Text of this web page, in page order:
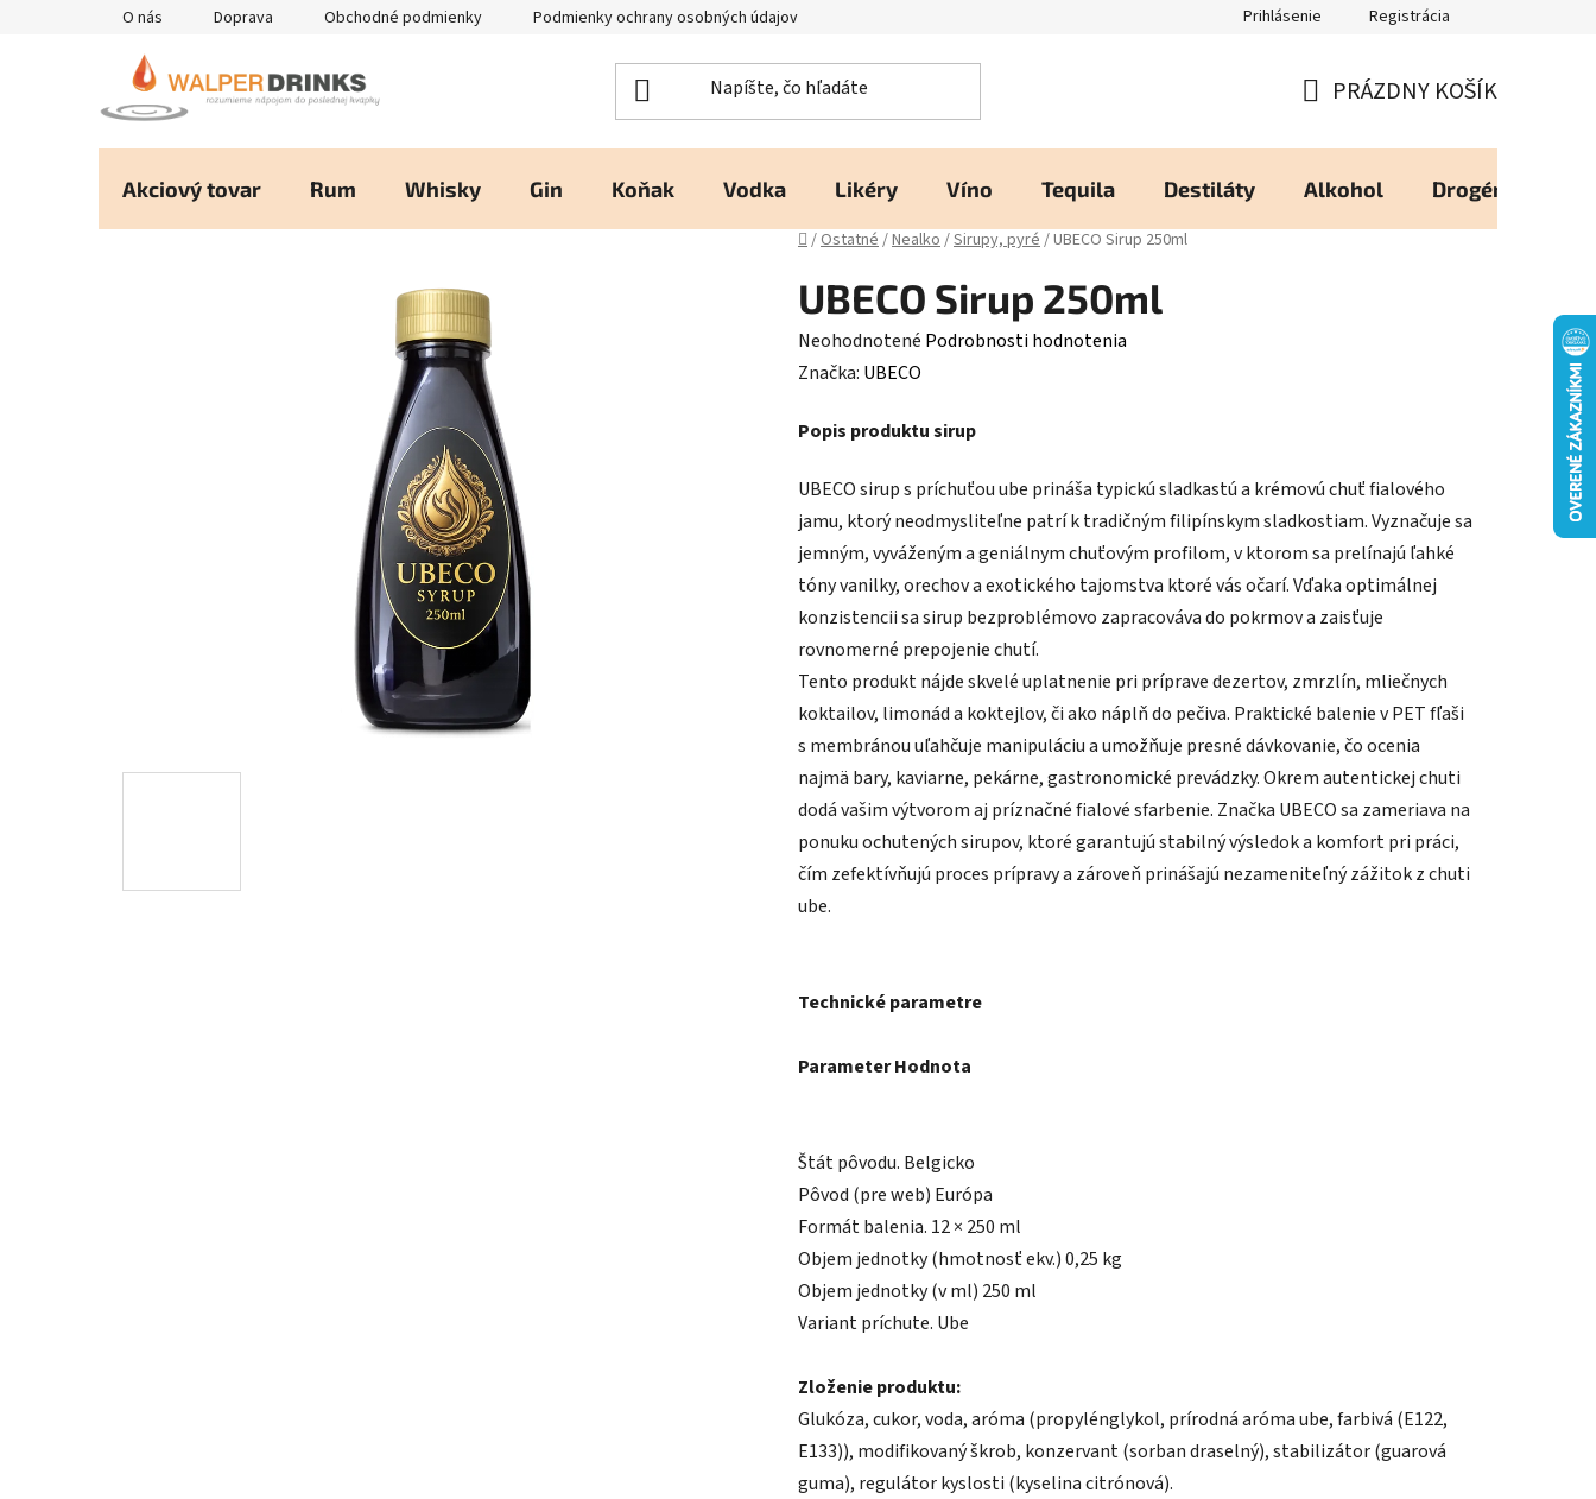
O nás Doprava Obchodné podmienky Podmienky ochrany osobných údajov Heureka - Overené Zákazníkmi Zásady používania Cookies
Prihlásenie Registrácia
KOŠÍK
PRÁZDNY KOŠÍK
Akciový tovar Rum Whisky Gin Koňak Vodka Likéry Víno Tequila Destiláty Alkohol Drogéria
Domov
/Ostatné/Nealko/Sirupy, pyré/UBECO Sirup 250ml
UBECO Sirup 250ml
Priemerné
hodnotenie
je
z
5
hviezdičiek.
Neohodnotené Podrobnosti hodnotenia
Značka: UBECO
Popis produktu sirup
UBECO sirup s príchuťou ube prináša typickú sladkastú a krémovú chuť fialového
jamu, ktorý neodmysliteľne patrí k tradičným filipínskym sladkostiam. Vyznačuje sa
jemným, vyváženým a geniálnym chuťovým profilom, v ktorom sa prelínajú ľahké
tóny vanilky, orechov a exotického tajomstva ktoré vás očarí. Vďaka optimálnej
konzistencii sa sirup bezproblémovo zapracováva do pokrmov a zaisťuje
rovnomerné prepojenie chutí.
​Tento produkt nájde skvelé uplatnenie pri príprave dezertov, zmrzlín, mliečnych
koktailov, limonád a koktejlov, či ako náplň do pečiva. Praktické balenie v PET fľaši
s membránou uľahčuje manipuláciu a umožňuje presné dávkovanie, čo ocenia
najmä bary, kaviarne, pekárne, gastronomické prevádzky. Okrem autentickej chuti
dodá vašim výtvorom aj príznačné fialové sfarbenie. Značka UBECO sa zameriava na
ponuku ochutených sirupov, ktoré garantujú stabilný výsledok a komfort pri práci,
čím zefektívňujú proces prípravy a zároveň prinášajú nezameniteľný zážitok z chuti
ube.
Technické parametre
Parameter Hodnota
Štát pôvodu. Belgicko
Pôvod (pre web) Európa
Formát balenia. 12 × 250 ml
Objem jednotky (hmotnosť ekv.) 0,25 kg
Objem jednotky (v ml) 250 ml
Variant príchute. Ube
Zloženie produktu:
​Glukóza, cukor, voda, aróma (propylénglykol, prírodná aróma ube, farbivá (E122,
E133)), modifikovaný škrob, konzervant (sorban draselný), stabilizátor (guarová
guma), regulátor kyslosti (kyselina citrónová).